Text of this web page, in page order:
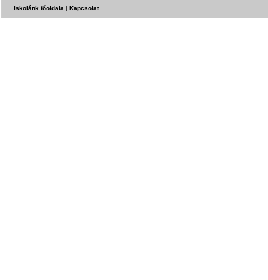
Iskolánk főoldala | Kapcsolat